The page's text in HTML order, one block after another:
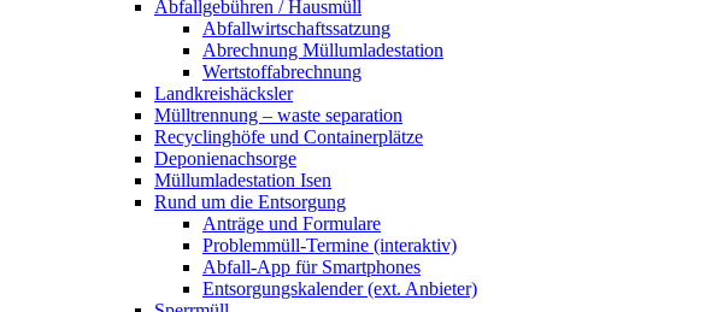
Abfallgebühren / Hausmüll
Abfallwirtschaftssatzung
Abrechnung Müllumladestation
Wertstoffabrechnung
Landkreishäcksler
Mülltrennung – waste separation
Recyclinghöfe und Containerplätze
Deponienachsorge
Müllumladestation Isen
Rund um die Entsorgung
Anträge und Formulare
Problemmüll-Termine (interaktiv)
Abfall-App für Smartphones
Entsorgungskalender (ext. Anbieter)